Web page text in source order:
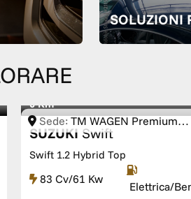
SOLUZIONI
Sede: TM WAGEN Premium
Specialist Service
0 Km
SUZUKI Swift
Swift 1.2 Hybrid Top
83 Cv/61 Kw
Elettrica/